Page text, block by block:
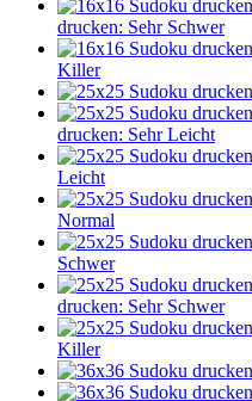
drucken: Sehr Schwer
Killer
drucken: Sehr Leicht
Leicht
Normal
Schwer
drucken: Sehr Schwer
Killer